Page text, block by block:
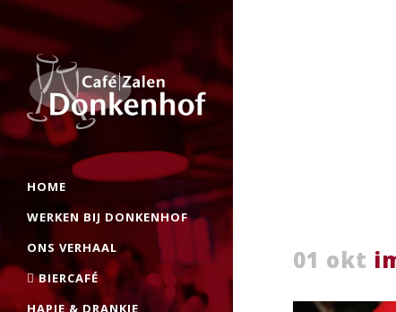
HOME
WERKEN BIJ DONKENHOF
ONS VERHAAL
BIERCAFÉ
HAPJE & DRANKJE
01 okt